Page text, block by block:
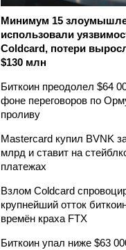
Минимум 15
использовали
Coldcard, потери
$130 млн
Биткоин преодолел $64
фоне переговоров по
проливу
Mastercard купил BVNK
млрд и ставит на
платежах
Взлом Coldcard
крупнейший отток
времён краха FTX
Биткоин упал ниже $63